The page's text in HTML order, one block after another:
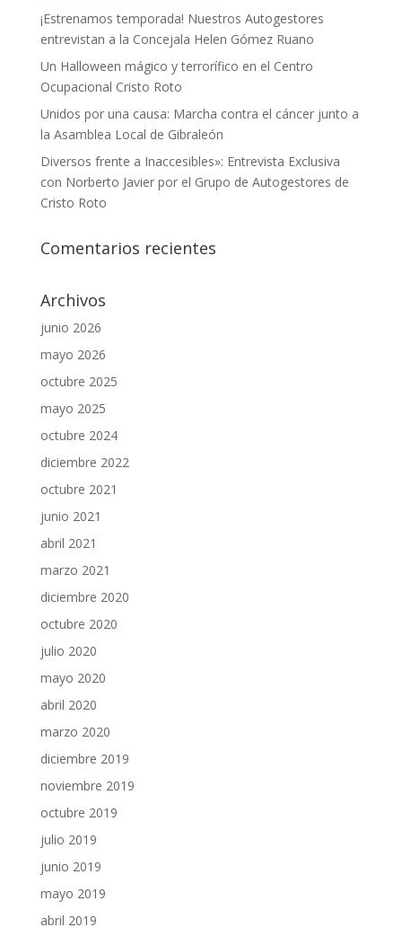
¡Estrenamos temporada! Nuestros Autogestores
entrevistan a la Concejala Helen Gómez Ruano
Un Halloween mágico y terrorífico en el Centro
Ocupacional Cristo Roto
Unidos por una causa: Marcha contra el cáncer junto a
la Asamblea Local de Gibraleón
Diversos frente a Inaccesibles»: Entrevista Exclusiva
con Norberto Javier por el Grupo de Autogestores de
Cristo Roto
Comentarios recientes
Archivos
junio 2026
mayo 2026
octubre 2025
mayo 2025
octubre 2024
diciembre 2022
octubre 2021
junio 2021
abril 2021
marzo 2021
diciembre 2020
octubre 2020
julio 2020
mayo 2020
abril 2020
marzo 2020
diciembre 2019
noviembre 2019
octubre 2019
julio 2019
junio 2019
mayo 2019
abril 2019